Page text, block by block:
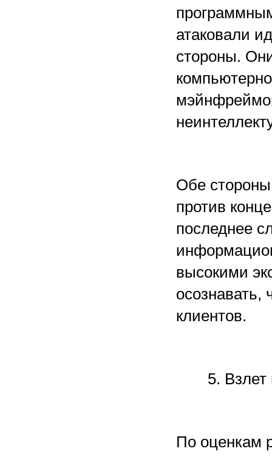
атаковали
стороны.
Обе
против
последнее
высокими
осознавать,
клиентов.
5. Взлет
По оценкам